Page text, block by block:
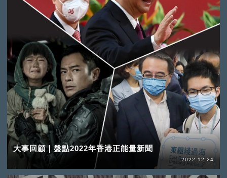
大事回顧｜盤點2022年香港正能量新聞
2022-12-24